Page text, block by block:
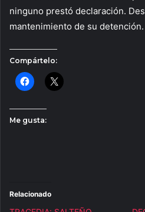
ninguno prestó declaración.
mantenimiento de su detención.
Compártelo:
Me gusta:
Relacionado